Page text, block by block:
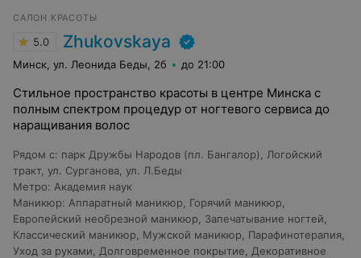
САЛОН КРАСОТЫ
5.0 Zhukovskaya
Минск, ул. Леонида Беды, 2б до 21:00
Стильное пространство красоты в центре Минска с
полным спектром процедур от ногтевого сервиса до
наращивания волос
Рядом с: парк Дружбы Народов (пл. Бангалор)
Логойский
тракт, ул. Сурганова ул. Л.Беды
Метро: Академия наук
Маникюр: Аппаратный маникюр Горячий маникюр
Европейский необрезной маникюр
Запечатывание ногтей
Классический маникюр
Мужской маникюр Парафинотерапия
Уход за руками
Долговременное покрытие
Декоративное